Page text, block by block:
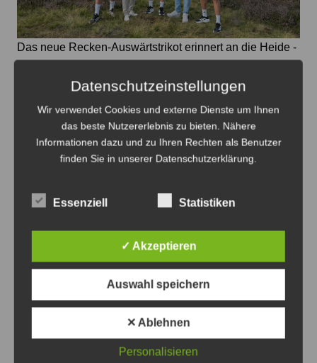
Das neue Recken-Auswärtstrikot erinnert an die Heide -
Auswärtstrikot in der Lüneburger Heide
8. August 2026 0
Anzeige
Datenschutzeinstellungen
Wir verwendet Cookies und externe Dienste um Ihnen
das beste Nutzererlebnis zu bieten. Nähere
Informationen dazu und zu Ihren Rechten als Benutzer
finden Sie in unserer Datenschutzerklärung.
Essenziell Statistiken
✓ Akzeptieren
Auswahl speichern
✕ Ablehnen
Personalisieren